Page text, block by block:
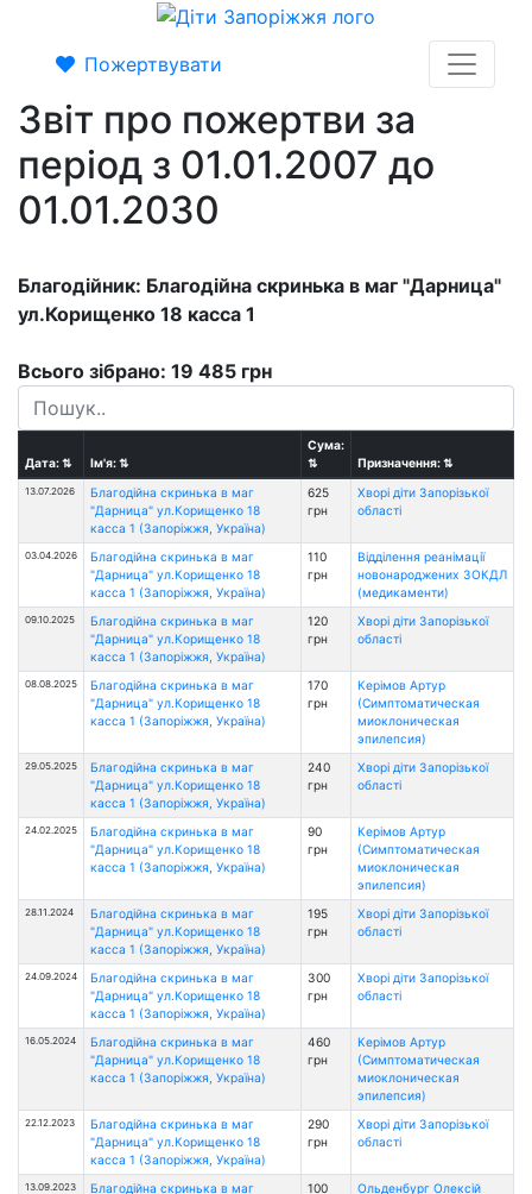
Пожертвувати
Звіт про пожертви за
період з 01.01.2007 до
01.01.2030
Благодійник: Благодійна скринька в маг "Дарница"
ул.Корищенко 18 касса 1
Всього зібрано: 19 485 грн
Дата:⇅ Ім'я:⇅
Сума:
⇅
Призначення:⇅
13.07.2026
Благодійна скринька в маг
"Дарница" ул.Корищенко 18
касса 1 (Запоріжжя, Україна)
625
грн
Хворі діти Запорізької
області
03.04.2026
Благодійна скринька в маг
"Дарница" ул.Корищенко 18
касса 1 (Запоріжжя, Україна)
110
грн
Відділення реанімації
новонароджених ЗОКДЛ
(медикаменти)
09.10.2025
Благодійна скринька в маг
"Дарница" ул.Корищенко 18
касса 1 (Запоріжжя, Україна)
120
грн
Хворі діти Запорізької
області
08.08.2025
Благодійна скринька в маг
"Дарница" ул.Корищенко 18
касса 1 (Запоріжжя, Україна)
170
грн
Керімов Артур
(Симптоматическая
миоклоническая
эпилепсия)
29.05.2025
Благодійна скринька в маг
"Дарница" ул.Корищенко 18
касса 1 (Запоріжжя, Україна)
240
грн
Хворі діти Запорізької
області
24.02.2025
Благодійна скринька в маг
"Дарница" ул.Корищенко 18
касса 1 (Запоріжжя, Україна)
90
грн
Керімов Артур
(Симптоматическая
миоклоническая
эпилепсия)
28.11.2024
Благодійна скринька в маг
"Дарница" ул.Корищенко 18
касса 1 (Запоріжжя, Україна)
195
грн
Хворі діти Запорізької
області
24.09.2024
Благодійна скринька в маг
"Дарница" ул.Корищенко 18
касса 1 (Запоріжжя, Україна)
300
грн
Хворі діти Запорізької
області
16.05.2024
Благодійна скринька в маг
"Дарница" ул.Корищенко 18
касса 1 (Запоріжжя, Україна)
460
грн
Керімов Артур
(Симптоматическая
миоклоническая
эпилепсия)
22.12.2023
Благодійна скринька в маг
"Дарница" ул.Корищенко 18
касса 1 (Запоріжжя, Україна)
290
грн
Хворі діти Запорізької
області
13.09.2023
Благодійна скринька в маг
100
Ольденбург Олексій